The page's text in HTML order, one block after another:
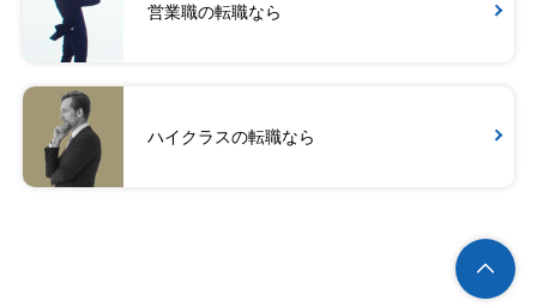
営業職の転職なら
ハイクラスの転職なら